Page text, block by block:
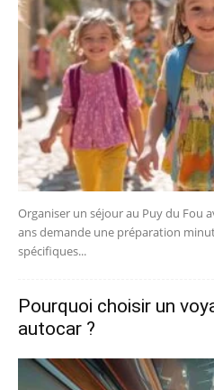
Organiser un séjour au Puy du Fou
ans demande une préparation
spécifiques...
Pourquoi choisir un
autocar ?